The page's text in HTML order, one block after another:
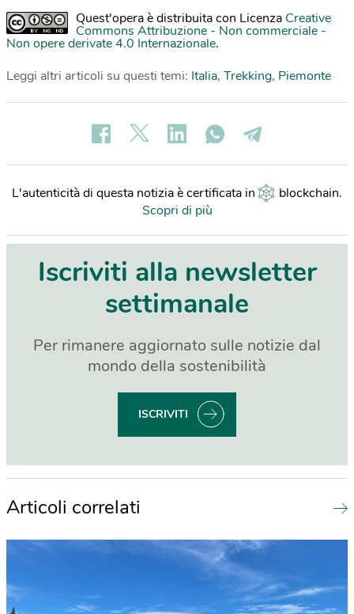
Quest'opera è distribuita con Licenza Creative
Commons Attribuzione - Non commerciale -
Non opere derivate 4.0 Internazionale.
Leggi altri articoli su questi temi: Italia, Trekking, Piemonte
L'autenticità di questa notizia è certificata in blockchain.
Scopri di più
Iscriviti alla newsletter
settimanale
Per rimanere aggiornato sulle notizie dal
mondo della sostenibilità
ISCRIVITI
Articoli correlati